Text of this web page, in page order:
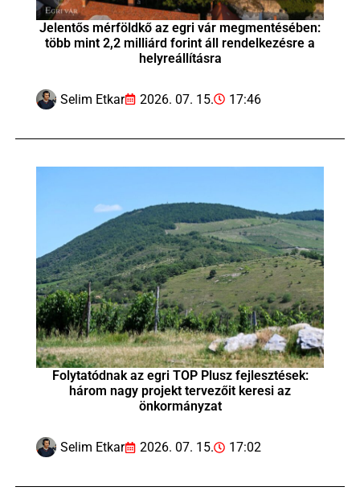
Jelentős mérföldkő az egri vár megmentésében:
több mint 2,2 milliárd forint áll rendelkezésre a
helyreállításra
Selim Etkar 2026. 07. 15. 17:46
Folytatódnak az egri TOP Plusz fejlesztések:
három nagy projekt tervezőit keresi az
önkormányzat
Selim Etkar 2026. 07. 15. 17:02